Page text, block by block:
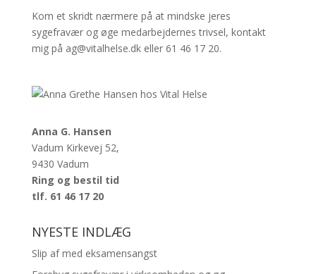
Kom et skridt nærmere på at mindske jeres
sygefravær og øge medarbejdernes trivsel, kontakt
mig på ag@vitalhelse.dk eller 61 46 17 20.
Anna G. Hansen
Vadum Kirkevej 52,
9430 Vadum
Ring og bestil tid
tlf. 61 46 17 20
NYESTE INDLÆG
Slip af med eksamensangst